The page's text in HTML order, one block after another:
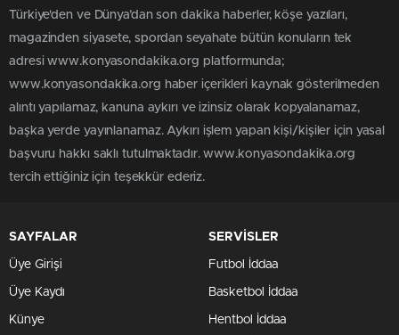
Türkiye'den ve Dünya’dan son dakika haberler, köşe yazıları,
magazinden siyasete, spordan seyahate bütün konuların tek
adresi www.konyasondakika.org platformunda;
www.konyasondakika.org haber içerikleri kaynak gösterilmeden
alıntı yapılamaz, kanuna aykırı ve izinsiz olarak kopyalanamaz,
başka yerde yayınlanamaz. Aykırı işlem yapan kişi/kişiler için yasal
başvuru hakkı saklı tutulmaktadır. www.konyasondakika.org
tercih ettiğiniz için teşekkür ederiz.
SAYFALAR
Üye Girişi
Üye Kaydı
Künye
SERVİSLER
Futbol İddaa
Basketbol İddaa
Hentbol İddaa